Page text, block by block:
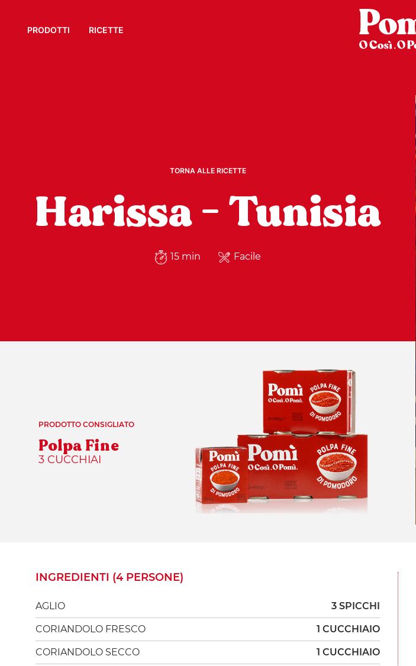
PRODOTTI RICETTE
TORNA ALLE RICETTE
Harissa - Tunisia
15 min Facile
PRODOTTO CONSIGLIATO
Polpa Fine
3 CUCCHIAI
INGREDIENTI (4 PERSONE)
AGLIO 3 SPICCHI
CORIANDOLO FRESCO 1 CUCCHIAIO
CORIANDOLO SECCO 1 CUCCHIAIO